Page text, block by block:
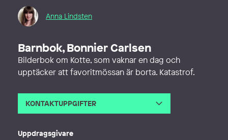
Anna Lindsten
Barnbok, Bonnier Carlsen
Bilderbok om Kotte, som vaknar en dag och
upptäcker att favoritmössan är borta. Katastrof.
KONTAKTUPPGIFTER
Uppdragsgivare